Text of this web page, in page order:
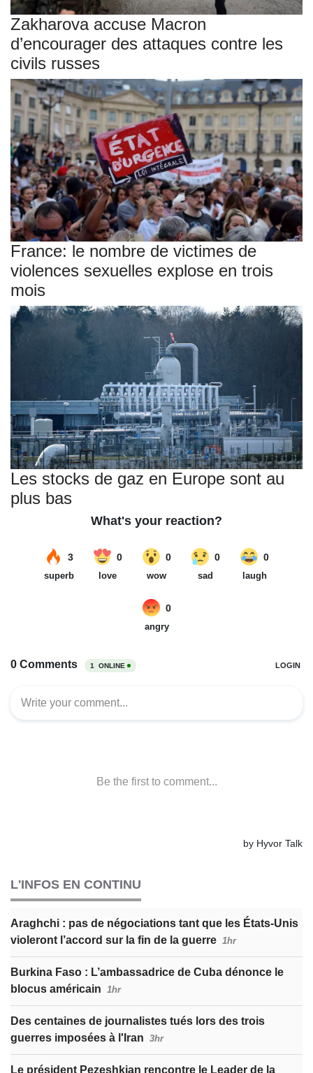
Zakharova accuse Macron
d’encourager des attaques contre les
civils russes
France: le nombre de victimes de
violences sexuelles explose en trois
mois
Les stocks de gaz en Europe sont au
plus bas
L'INFOS EN CONTINU
Araghchi : pas de négociations tant que les États-Unis
violeront l’accord sur la fin de la guerre 1hr
Burkina Faso : L’ambassadrice de Cuba dénonce le
blocus américain 1hr
Des centaines de journalistes tués lors des trois
guerres imposées à l'Iran 3hr
Le président Pezeshkian rencontre le Leader de la